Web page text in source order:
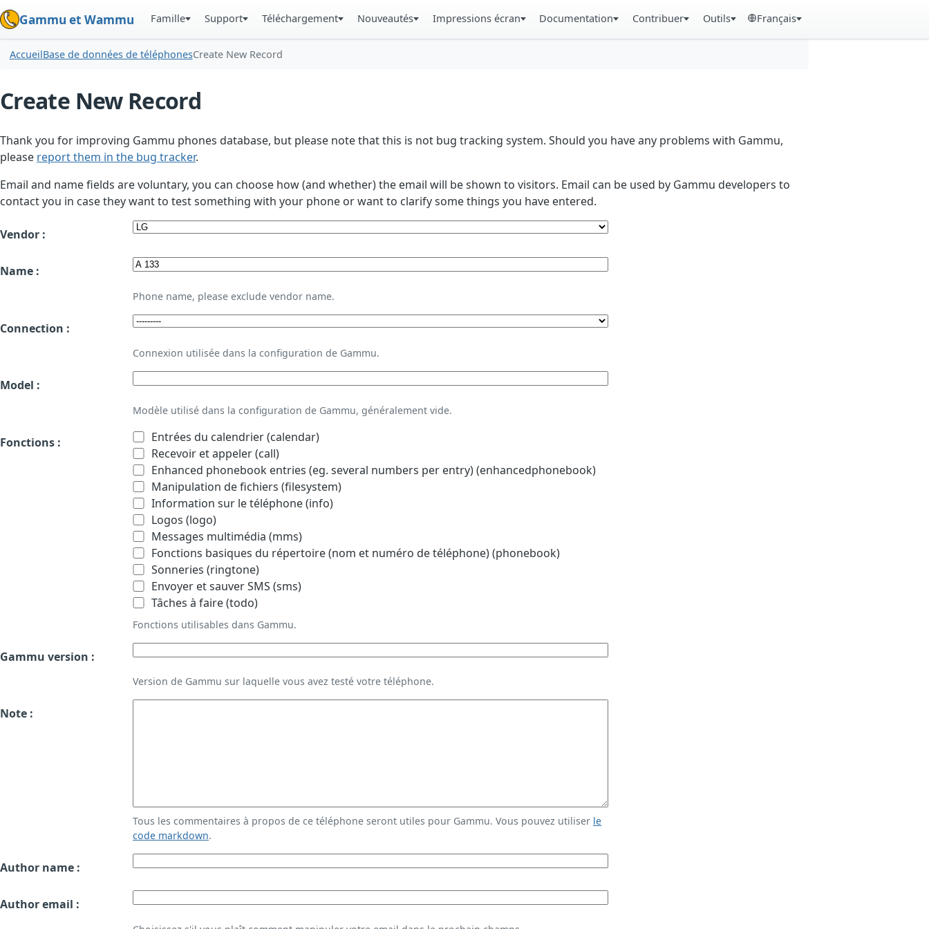
Gammu et Wammu Famille Support Téléchargement Nouveautés Impressions écran Documentation Contribuer Outils Français
AccueilBase de données de téléphonesCreate New Record
Create New Record
Thank you for improving Gammu phones database, but please note that this is not bug tracking system. Should you have any problems with Gammu,
please report them in the bug tracker.
Email and name fields are voluntary, you can choose how (and whether) the email will be shown to visitors. Email can be used by Gammu developers to
contact you in case they want to test something with your phone or want to clarify some things you have entered.
Vendor :
Name :
Phone name, please exclude vendor name.
Connection :
Connexion utilisée dans la configuration de Gammu.
Model :
Modèle utilisé dans la configuration de Gammu, généralement vide.
Fonctions :
Entrées du calendrier (calendar)
Recevoir et appeler (call)
Enhanced phonebook entries (eg. several numbers per entry) (enhancedphonebook)
Manipulation de fichiers (filesystem)
Information sur le téléphone (info)
Logos (logo)
Messages multimédia (mms)
Fonctions basiques du répertoire (nom et numéro de téléphone) (phonebook)
Sonneries (ringtone)
Envoyer et sauver SMS (sms)
Tâches à faire (todo)
Fonctions utilisables dans Gammu.
Gammu version :
Version de Gammu sur laquelle vous avez testé votre téléphone.
Note :
Tous les commentaires à propos de ce téléphone seront utiles pour Gammu. Vous pouvez utiliser le
code markdown.
Author name :
Author email :